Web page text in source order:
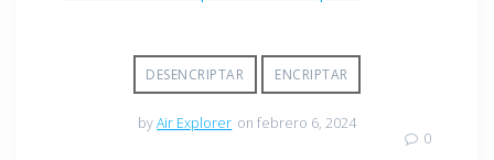
DESENCRIPTAR ENCRIPTAR
byAir Explorer on febrero 6, 2024
0